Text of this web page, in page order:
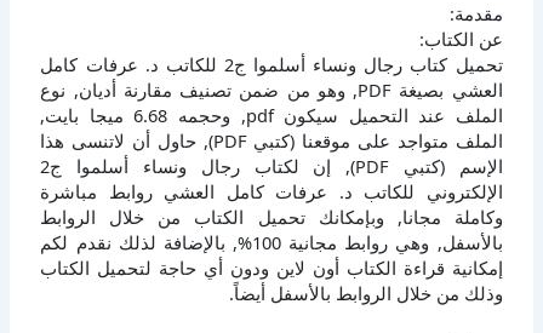
مقدمة:
عن الكتاب:
تحميل كتاب رجال ونساء أسلموا ج2 للكاتب د. عرفات كامل
العشي بصيغة PDF, وهو من ضمن تصنيف مقارنة أديان, نوع
الملف عند التحميل سيكون pdf, وحجمه 6.68 ميجا بايت,
الملف متواجد على موقعنا (كتبي PDF), حاول أن لاتنسى هذا
الإسم (كتبي PDF), إن لكتاب رجال ونساء أسلموا ج2
الإلكتروني للكاتب د. عرفات كامل العشي روابط مباشرة
وكاملة مجانا, وبإمكانك تحميل الكتاب من خلال الروابط
بالأسفل, وهي روابط مجانية 100%, بالإضافة لذلك نقدم لكم
إمكانية قراءة الكتاب أون لاين ودون أي حاجة لتحميل الكتاب
وذلك من خلال الروابط بالأسفل أيضاً.